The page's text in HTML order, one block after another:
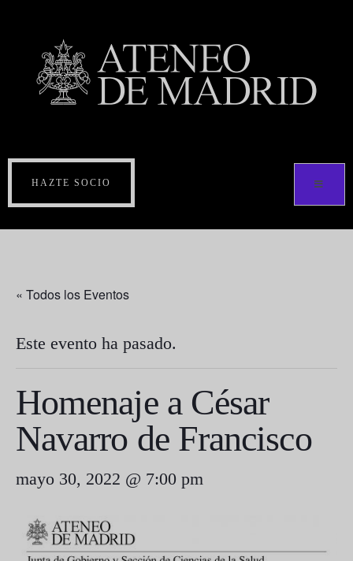
HAZTE SOCIO
« Todos los Eventos
Este evento ha pasado.
Homenaje a César
Navarro de Francisco
mayo 30, 2022 @ 7:00 pm